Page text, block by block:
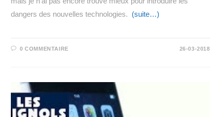
dangers des nouvelles technologies. (suite…)
0 COMMENTAIRE 26-03-2018